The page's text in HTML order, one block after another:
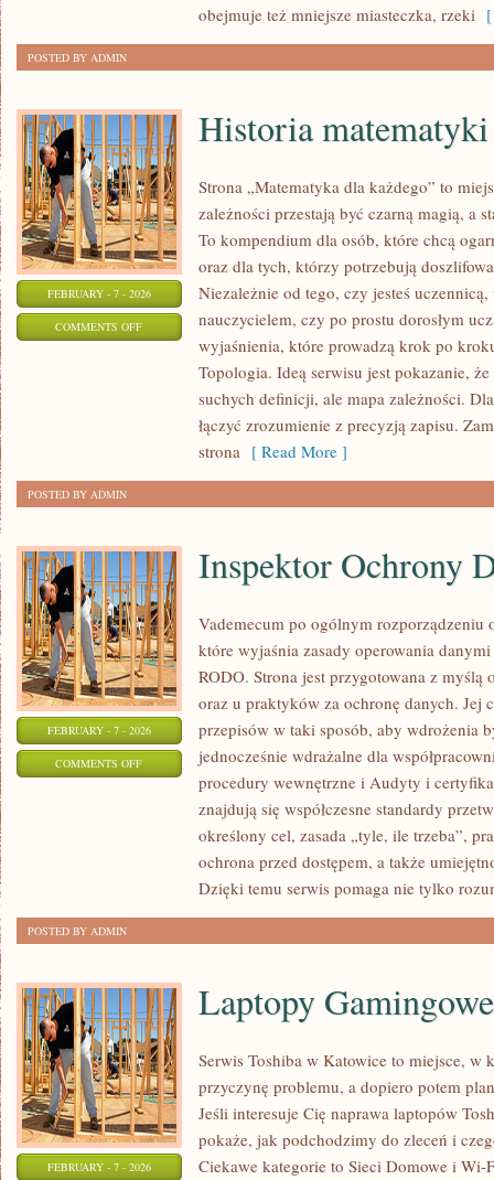
obejmuje też mniejsze miasteczka, rzeki
POSTED BY ADMIN
FEBRUARY - 7 - 2026
COMMENTS OFFON
MATEMATYKI
Historia matematyki
Strona „Matematyka dla każdego” to
zależności przestają być czarną magią, a
To kompendium dla osób, które chcą
oraz dla tych, którzy potrzebują
Niezależnie od tego, czy jesteś
nauczycielem, czy po prostu dorosłym
wyjaśnienia, które prowadzą krok po
Topologia. Ideą serwisu jest pokazanie,
suchych definicji, ale mapa zależności.
łączyć zrozumienie z precyzją zapisu.
strona [ Read More ]
POSTED BY ADMIN
FEBRUARY - 7 - 2026
COMMENTS OFFON
INSPEKTOR
Inspektor Ochrony
Vademecum po ogólnym rozporządzeniu
które wyjaśnia zasady operowania
RODO. Strona jest przygotowana z
oraz u praktyków za ochronę danych. Jej
przepisów w taki sposób, aby wdrożenia
jednocześnie wdrażalne dla
procedury wewnętrzne i Audyty i
znajdują się współczesne standardy
określony cel, zasada „tyle, ile trzeba”,
ochrona przed dostępem, a także
Dzięki temu serwis pomaga nie tylko
POSTED BY ADMIN
FEBRUARY - 7 - 2026
Laptopy Gamingowe
Serwis Toshiba w Katowice to miejsce, w
przyczynę problemu, a dopiero potem
Jeśli interesuje Cię naprawa laptopów
pokaże, jak podchodzimy do zleceń i
Ciekawe kategorie to Sieci Domowe i Wi-